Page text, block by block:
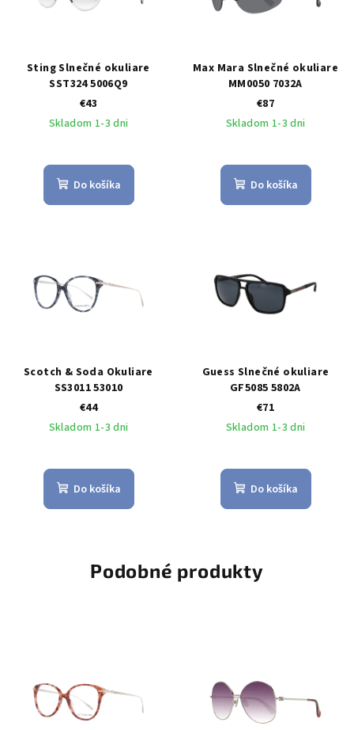
Sting Slnečné okuliare
SST324 5006Q9
€43
Skladom 1-3 dni
Do košíka
Max Mara Slnečné okuliare
MM0050 7032A
€87
Skladom 1-3 dni
Do košíka
Scotch & Soda Okuliare
SS3011 53010
€44
Skladom 1-3 dni
Do košíka
Guess Slnečné okuliare
GF5085 5802A
€71
Skladom 1-3 dni
Do košíka
Podobné produkty